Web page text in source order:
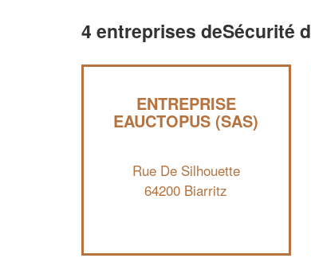
4 entreprises deSécurité
ENTREPRISE
EAUCTOPUS (SAS)
Rue De Silhouette
64200 Biarritz